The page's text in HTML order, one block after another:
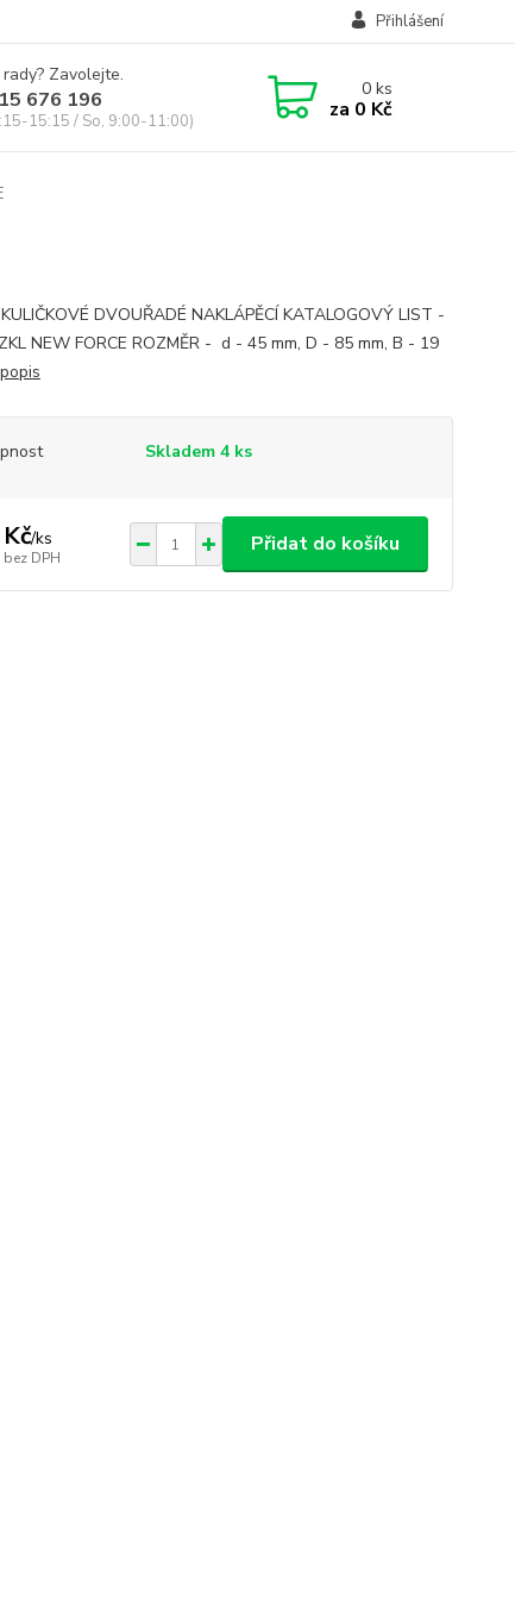
Přihlášení
Zavolejte.
676 196
15:15 / So, 9:00-11:00)
0ks
za 0 Kč
DVOUŘADÉ NAKLÁPĚCÍ KATALOGOVÝ LIST -
NEW FORCE ROZMĚR - d - 45 mm, D - 85 mm, B - 19
Skladem 4 ks
/ks
bez DPH
Přidat do košíku